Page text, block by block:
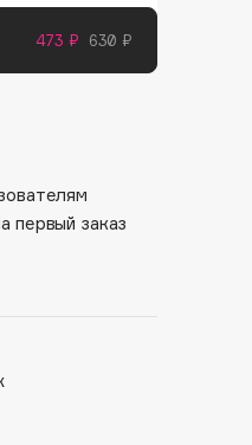
473 ₽ 630 ₽
первый заказ